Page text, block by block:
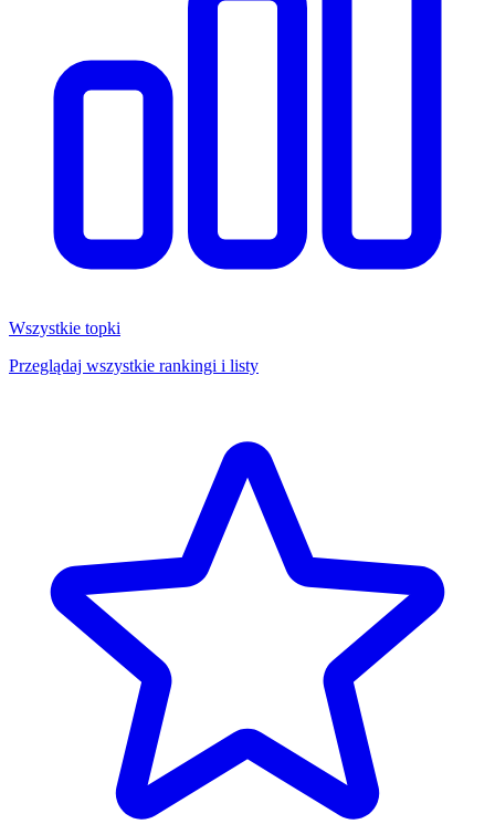
Wszystkie topki
Przeglądaj wszystkie rankingi i listy